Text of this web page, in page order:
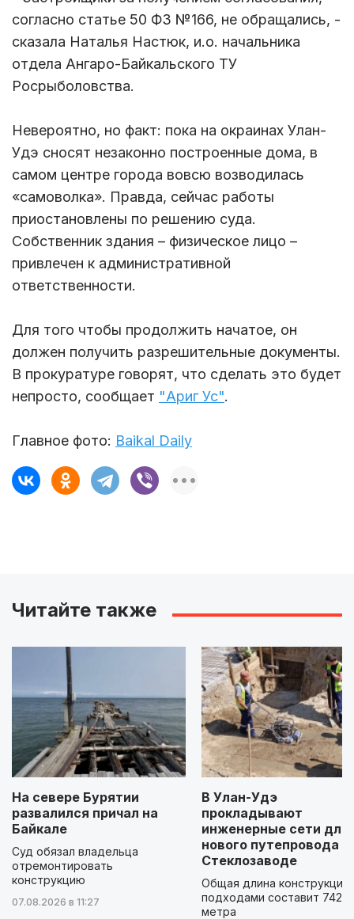
согласно статье 50 ФЗ №166, не обращались, -
сказала Наталья Настюк, и.о. начальника
отдела Ангаро-Байкальского ТУ
Росрыболовства.
Невероятно, но факт: пока на окраинах Улан-
Удэ сносят незаконно построенные дома, в
самом центре города вовсю возводилась
«самоволка». Правда, сейчас работы
приостановлены по решению суда.
Собственник здания – физическое лицо –
привлечен к административной
ответственности.
Для того чтобы продолжить начатое, он
должен получить разрешительные документы.
В прокуратуре говорят, что сделать это будет
непросто, сообщает "Ариг Ус".
Главное фото: Baikal Daily
Читайте также
На севере Бурятии
развалился причал на
Байкале
Суд обязал владельца
отремонтировать
конструкцию
07.08.2026 в 11:27
В Улан-Удэ
прокладывают
инженерные сети для
нового путепровода
Стеклозаводе
Общая длина конструкции
подходами составит 742
метра